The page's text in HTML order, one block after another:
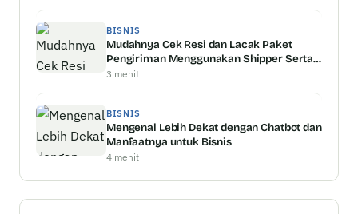
BISNIS
Mudahnya Cek Resi dan Lacak Paket
Pengiriman Menggunakan Shipper Serta
Keunggulannya
3 menit
BISNIS
Mengenal Lebih Dekat dengan Chatbot dan
Manfaatnya untuk Bisnis
4 menit